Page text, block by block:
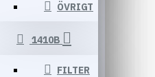
ÖVRIGT
1410B
FILTER